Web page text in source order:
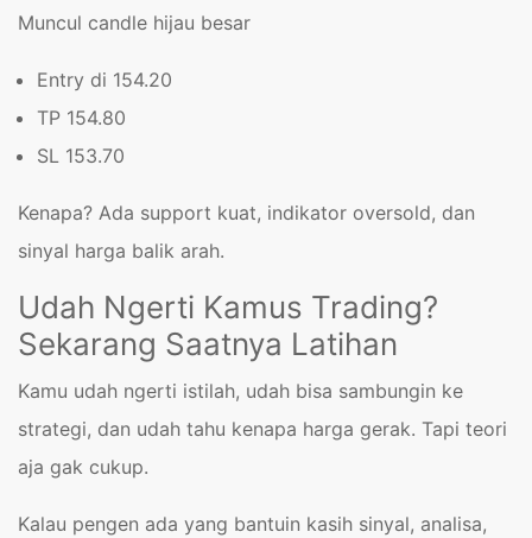
Muncul candle hijau besar
Entry di 154.20
TP 154.80
SL 153.70
Kenapa? Ada support kuat, indikator oversold, dan
sinyal harga balik arah.
Udah Ngerti Kamus Trading?
Sekarang Saatnya Latihan
Kamu udah ngerti istilah, udah bisa sambungin ke
strategi, dan udah tahu kenapa harga gerak. Tapi teori
aja gak cukup.
Kalau pengen ada yang bantuin kasih sinyal, analisa,